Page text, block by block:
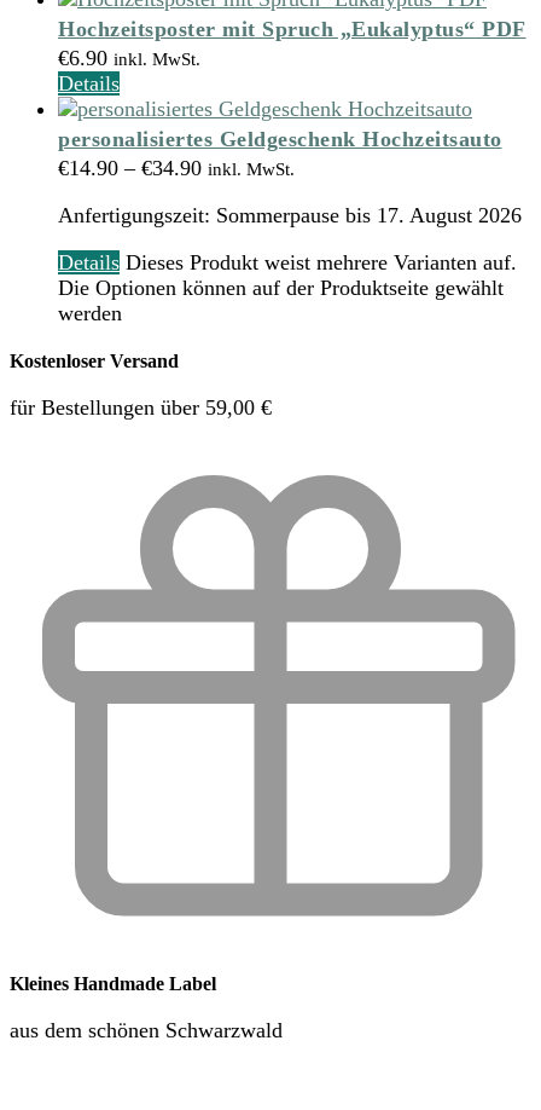
Hochzeitsposter mit Spruch „Eukalyptus“ PDF
€6.90 inkl. MwSt.
Details
personalisiertes Geldgeschenk Hochzeitsauto
€14.90 – €34.90 inkl. MwSt.
Anfertigungszeit: Sommerpause bis 17. August 2026
Details Dieses Produkt weist mehrere Varianten auf.
Die Optionen können auf der Produktseite gewählt
werden
Kostenloser Versand
für Bestellungen über 59,00 €
Kleines Handmade Label
aus dem schönen Schwarzwald